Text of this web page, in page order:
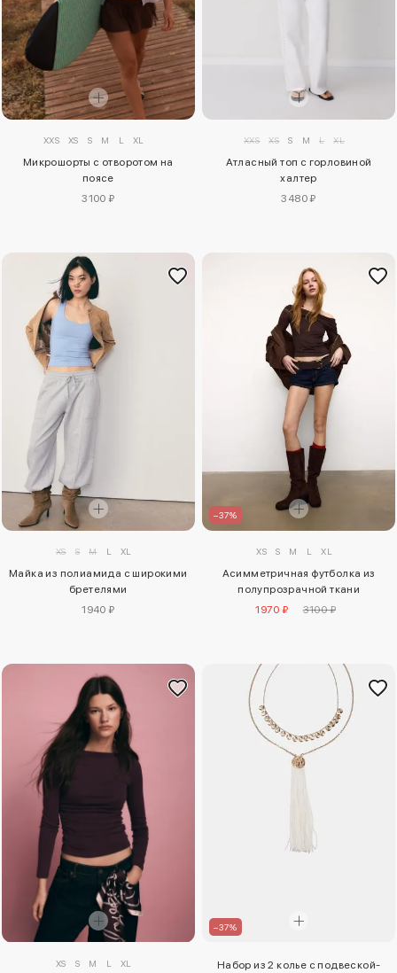
XXS XS S M L XL
Микрошорты с отворотом на
поясе
3100 ₽
XXS XS S M L XL
Атласный топ с горловиной
халтер
3480 ₽
XS S M L XL
Майка из полиамида с широкими
бретелями
1940 ₽
–37%
XS S M L XL
Асимметричная футболка из
полупрозрачной ткани
1970 ₽
3100 ₽
XS S M L XL
–37%
Набор из 2 колье с подвеской-